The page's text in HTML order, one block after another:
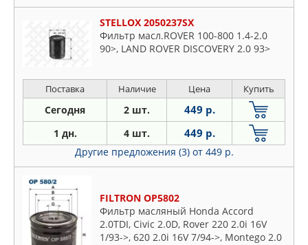
STELLOX 2050237SX
Фильтр масл.ROVER 100-800 1.4-2.0
90>, LAND ROVER DISCOVERY 2.0 93>
Поставка Наличие Цена Купить
Сегодня 2 шт. 449 р.
1 дн. 4 шт. 449 р.
Другие предложения (3) от 449 р.
FILTRON OP5802
Фильтр масляный Honda Accord
2.0TDI, Civic 2.0D, Rover 220 2.0i 16V
1/93->, 620 2.0i 16V 7/94->, Montego 2.0